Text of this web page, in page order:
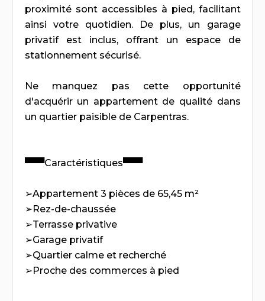
proximité sont accessibles à pied, facilitant
ainsi votre quotidien. De plus, un garage
privatif est inclus, offrant un espace de
stationnement sécurisé.
Ne manquez pas cette opportunité
d'acquérir un appartement de qualité dans
un quartier paisible de Carpentras.
▀▀▀Caractéristiques▀▀▀
➢Appartement 3 pièces de 65,45 m²
➢Rez-de-chaussée
➢Terrasse privative
➢Garage privatif
➢Quartier calme et recherché
➢Proche des commerces à pied